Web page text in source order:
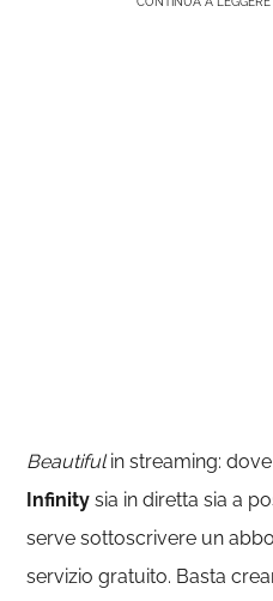
Beautifulin streaming:
Infinity sia in diretta sia a
serve sottoscrivere un
servizio gratuito. Basta